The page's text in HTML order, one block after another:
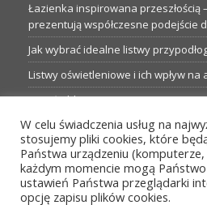
Łazienka inspirowana przeszłością
prezentują współczesne podejście
Jak wybrać idealne listwy
Listwy oświetleniowe i ich wpływ
Garaże blaszane: Nieocenione
Profesjonalne hurtownie dla
Proste metamorfozy aranżacji w
pomysłów
W celu świadczenia usług na
stosujemy pliki cookies, które
Państwa urządzeniu
każdym momencie mogą
ustawień Państwa przeglądarki
opcję zapisu plików cookies.